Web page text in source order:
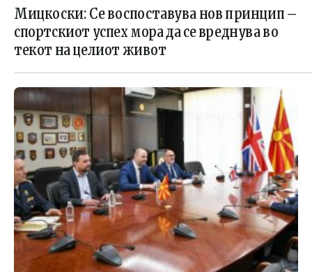
Мицкоски: Се воспоставува нов принцип –
спортскиот успех мора да се вреднува во
текот на целиот живот